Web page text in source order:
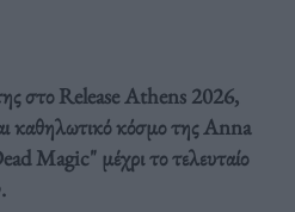
στο Release Athens 2026,
καθηλωτικό κόσμο της Anna
Magic" μέχρι το τελευταίο